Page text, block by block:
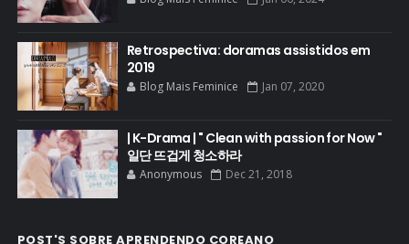
Retrospectiva: doramas assistidos em
2019
Blog Mais Feminice Jan 07, 2020
| K-Drama | " Clean with passion for Now "
일단 뜨겁게 청소하라
Anonymous Dec 21, 2018
POST'S SOBRE APRENDENDO COREANO